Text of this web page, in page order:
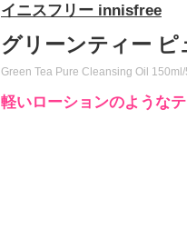
イニスフリー innisfree
グリーンティー
Green Tea Pure Cleansing Oil
軽いローションのような